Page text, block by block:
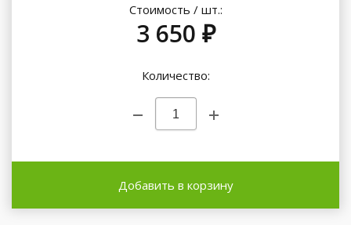
Стоимость / шт.:
3 650 ₽
Количество:
Добавить в корзину